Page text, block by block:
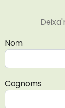
Nom
Cognoms